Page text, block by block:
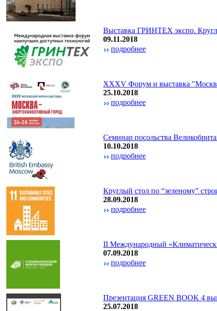
Выставка ГРИНТЕХ экспо.
09.11.2018
подробнее
XXXV Форум и выставка
25.10.2018
подробнее
Семинар посольства
10.10.2018
подробнее
Круглый стол по “зеленому”
28.09.2018
подробнее
II Международный
07.09.2018
подробнее
Презентация GREEN BOOK 4
25.07.2018